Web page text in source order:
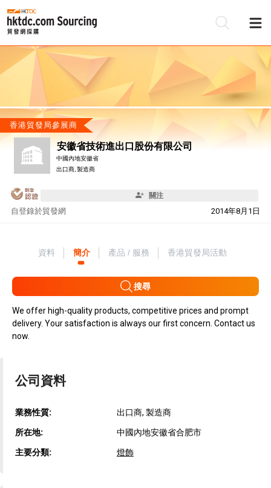
香港貿發局參展商
安徽省技術進出口股份有限公司
中國內地安徽省
出口商, 製造商
關注
自 2014年8月1日
登錄於貿發網
資料 簡介 產品 / 服務 香港貿發局活動
搜尋
We offer high-quality products, competitive prices and prompt
delivery. Your satisfaction is always our first concern. Contact us
now.
公司資料
業務性質: 出口商, 製造商
所在地: 中國內地安徽省合肥市
主要分類: 燈飾